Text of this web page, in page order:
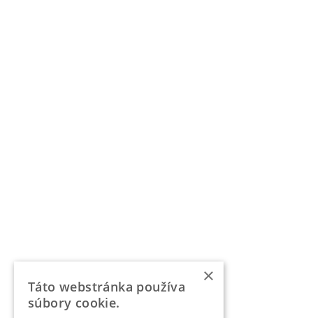
×
Táto webstránka používa
súbory cookie.